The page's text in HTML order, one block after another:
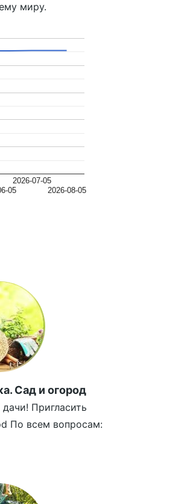
миру.
05
2026-07-05
2026-08-05
Сад и огород
Пригласить
По всем вопросам: